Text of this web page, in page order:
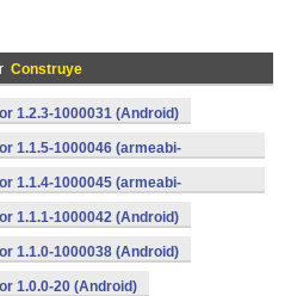
Construye
1.2.3-1000031 (Android)
1.1.5-1000046 (armeabi-
1.1.4-1000045 (armeabi-
1.1.1-1000042 (Android)
1.1.0-1000038 (Android)
1.0.0-20 (Android)